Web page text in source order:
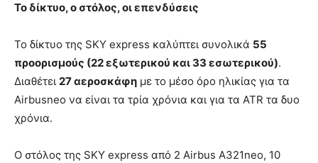
Το δίκτυο, ο στόλος, οι επενδύσεις
Το δίκτυο της SKY express καλύπτει συνολικά 55
προορισμούς (22 εξωτερικού και 33 εσωτερικού).
Διαθέτει 27 αεροσκάφη με το μέσο όρο ηλικίας για τα
Airbusneo να είναι τα τρία χρόνια και για τα ATR τα δυο
χρόνια.
Ο στόλος της SKY express από 2 Airbus A321neo, 10